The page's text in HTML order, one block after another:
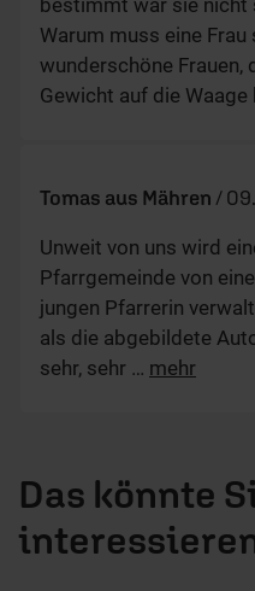
bestimmt war sie
Warum muss eine
wunderschöne Frauen,
Gewicht auf die Waage
Tomas aus Mähren /
Unweit von uns wird
Pfarrgemeinde von
jungen Pfarrerin
als die abgebildete
sehr, sehr … mehr
Das könnte